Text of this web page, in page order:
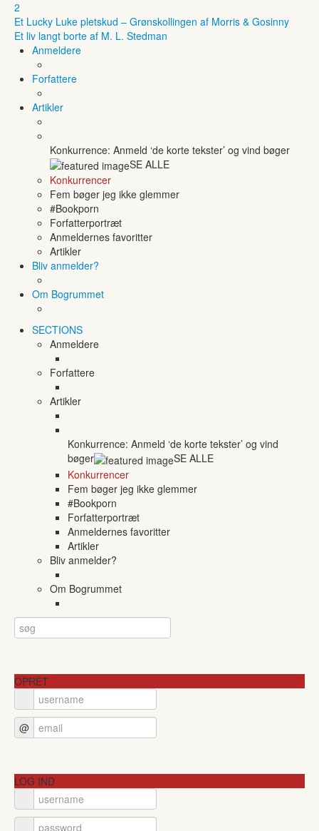
2
Et Lucky Luke pletskud – Grønskollingen af Morris & Gosinny
Et liv langt borte af M. L. Stedman
Anmeldere
Forfattere
Artikler
Konkurrence: Anmeld ‘de korte tekster’ og vind bøger
SE ALLE
Konkurrencer
Fem bøger jeg ikke glemmer
#Bookporn
Forfatterportræt
Anmeldernes favoritter
Artikler
Bliv anmelder?
Om Bogrummet
SECTIONS
Anmeldere
Forfattere
Artikler
Konkurrence: Anmeld ‘de korte tekster’ og vind
bøger
SE ALLE
Konkurrencer
Fem bøger jeg ikke glemmer
#Bookporn
Forfatterportræt
Anmeldernes favoritter
Artikler
Bliv anmelder?
Om Bogrummet
OPRET
@
LOG IND